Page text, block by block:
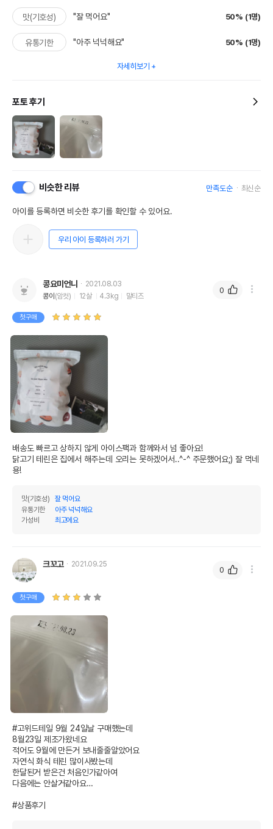
맛(기호성) "잘 먹어요" 50% (1명)
유통기한 "아주 넉넉해요" 50% (1명)
자세히보기
포토 후기
비슷한 리뷰 만족도순 최신순
아이를 등록하면 비슷한 후기를 확인할 수 있어요.
우리 아이 등록하러 가기
콩요미언니
2021.08.03
콩이 (암컷) 12살 4.3kg 말티즈
첫구매
배송도 빠르고 상하지 않게 아이스팩과 함께와서 넘 좋아요!
닭고기 테린은 집에서 해주는데 오리는 못하겠어서..^-^ 주문했어요;) 잘 먹네
용!
맛(기호성)
잘 먹어요
유통기한
아주 넉넉해요
가성비
최고에요
0
크꼬고 2021.09.25
첫구매
#고위드테일 9월 24일날 구매했는데
8월23일 제조가왔네요
적어도 9월에 만든거 보내줄줄알았어요
자연식 화식 테린 많이사봤는데
한달된거 받은건 처음인가같아여
다음에는 안살거같아요…
#상품후기
0